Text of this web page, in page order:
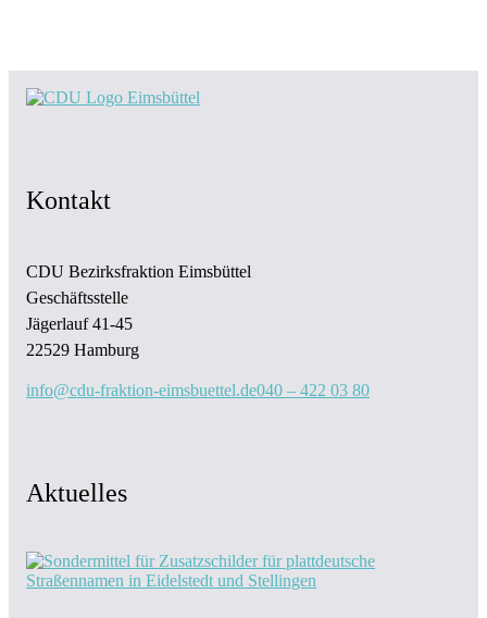
Kontakt
CDU Bezirksfraktion Eimsbüttel
Geschäftsstelle
Jägerlauf 41-45
22529 Hamburg
info@cdu-fraktion-eimsbuettel.de040 – 422 03 80
Aktuelles